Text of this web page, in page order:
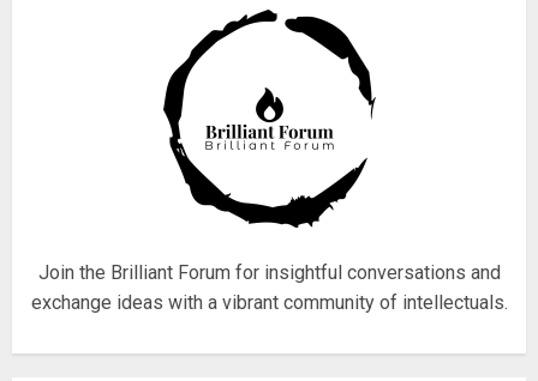
Join the Brilliant Forum for insightful conversations and
exchange ideas with a vibrant community of intellectuals.
18/07/2018
Fisherman swap petrol motors
for electric engines
18/07/2018
Hello world!